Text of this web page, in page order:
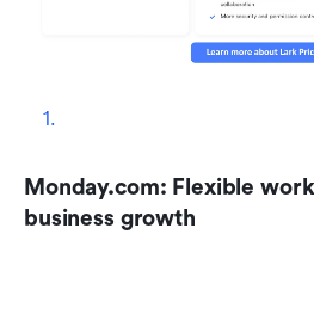
Monday.com: Flexible
business growth